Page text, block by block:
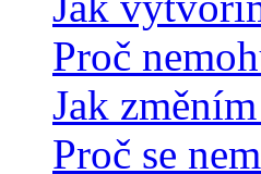
Proč
Jak
Proč se